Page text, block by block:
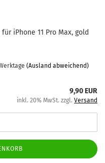
iPho­ne 11 Pro Max, gold
(Ausland abweichend)
9,90 EUR
inkl. 20% MwSt. zzgl. Versand